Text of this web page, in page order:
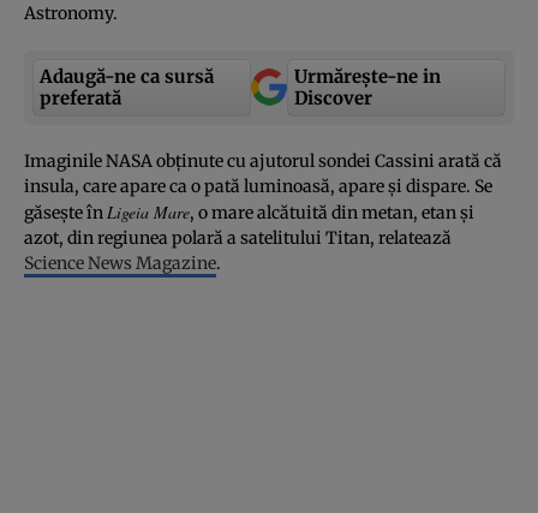
Astronomy.
Adaugă-ne ca sursă
preferată
Urmărește-ne in
Discover
Imaginile NASA obţinute cu ajutorul sondei Cassini arată că
insula, care apare ca o pată luminoasă, apare şi dispare. Se
găseşte în Ligeia Mare, o mare alcătuită din metan, etan şi
azot, din regiunea polară a satelitului Titan, relatează
Science News Magazine.